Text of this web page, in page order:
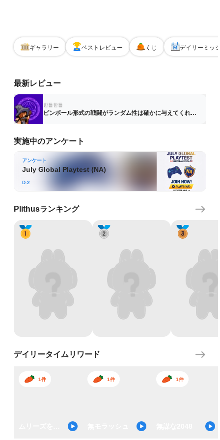
ギャラリー ベストレビュー くじ デイリーミッ
最新レビュー
한들한들
ピンボール形式の戦闘がランダム性は確かに与えてくれて面白か
実施中のアンケート
アンケート
July Global Playtest (NA)
D-2
Plithusランキング
デイリータイムリワード
1件
ムリーズを避ける
1件 1件